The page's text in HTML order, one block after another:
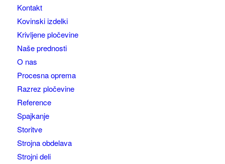
Kontakt
Kovinski izdelki
Krivljene pločevine
Naše prednosti
O nas
Procesna oprema
Razrez pločevine
Reference
Spajkanje
Storitve
Strojna obdelava
Strojni deli